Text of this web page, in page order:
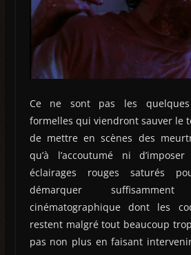
Ce ne sont pas les quelques
formelles qui viendront sauver le
de mettre en scènes des
qu’à l’accoutumé ni
éclairages rouges saturés
démarquer
cinématographique dont les
restent malgré tout beaucoup
pas non plus en faisant